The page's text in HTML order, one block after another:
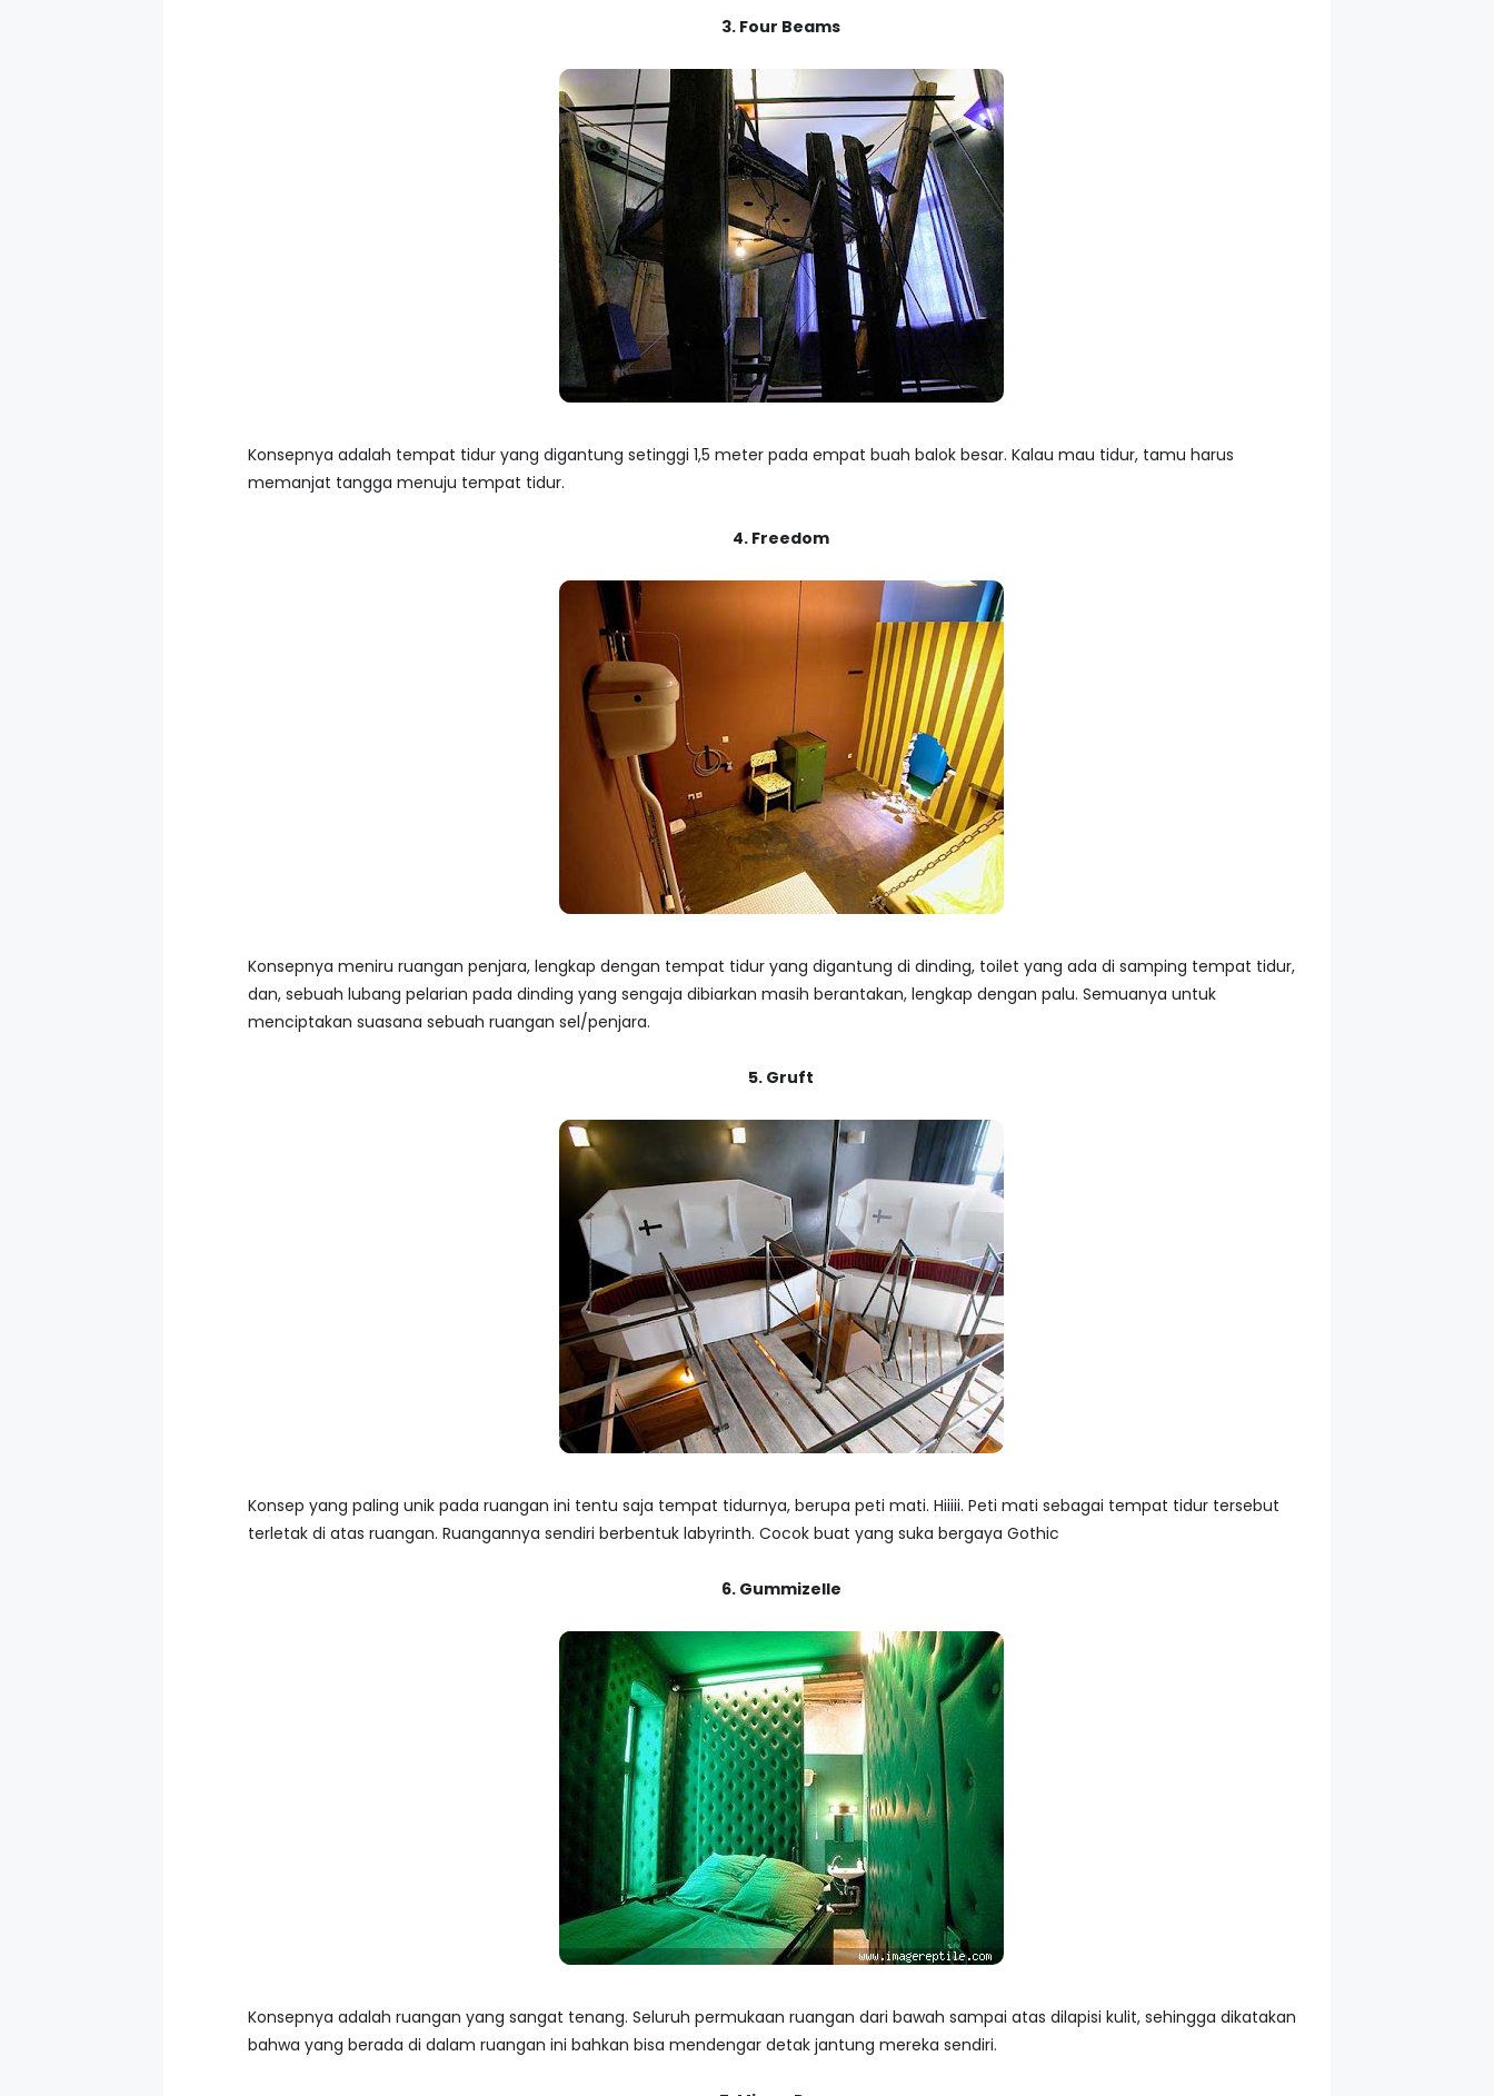
3. Four Beams
Konsepnya adalah tempat tidur yang digantung setinggi 1,5 meter pada empat buah balok besar. Kalau mau tidur, tamu harus
memanjat tangga menuju tempat tidur.
4. Freedom
Konsepnya meniru ruangan penjara, lengkap dengan tempat tidur yang digantung di dinding, toilet yang ada di samping tempat tidur,
dan, sebuah lubang pelarian pada dinding yang sengaja dibiarkan masih berantakan, lengkap dengan palu. Semuanya untuk
menciptakan suasana sebuah ruangan sel/penjara.
5. Gruft
Konsep yang paling unik pada ruangan ini tentu saja tempat tidurnya, berupa peti mati. Hiiiii. Peti mati sebagai tempat tidur tersebut
terletak di atas ruangan. Ruangannya sendiri berbentuk labyrinth. Cocok buat yang suka bergaya Gothic
6. Gummizelle
Konsepnya adalah ruangan yang sangat tenang. Seluruh permukaan ruangan dari bawah sampai atas dilapisi kulit, sehingga dikatakan
bahwa yang berada di dalam ruangan ini bahkan bisa mendengar detak jantung mereka sendiri.